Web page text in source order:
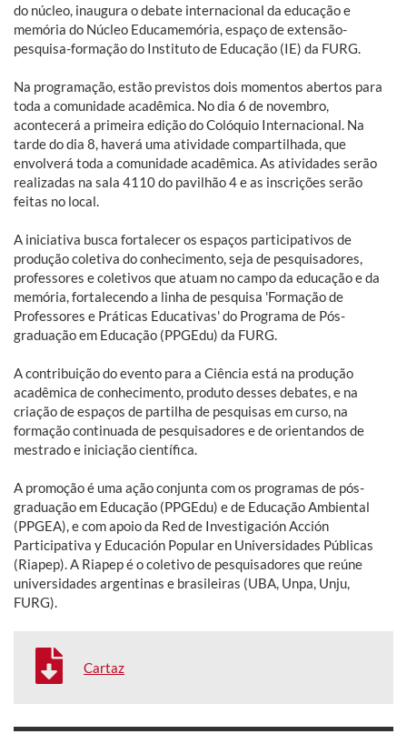
do núcleo, inaugura o debate internacional da educação e
memória do Núcleo Educamemória, espaço de extensão-
pesquisa-formação do Instituto de Educação (IE) da FURG.
Na programação, estão previstos dois momentos abertos para
toda a comunidade acadêmica. No dia 6 de novembro,
acontecerá a primeira edição do Colóquio Internacional. Na
tarde do dia 8, haverá uma atividade compartilhada, que
envolverá toda a comunidade acadêmica. As atividades serão
realizadas na sala 4110 do pavilhão 4 e as inscrições serão
feitas no local.
A iniciativa busca fortalecer os espaços participativos de
produção coletiva do conhecimento, seja de pesquisadores,
professores e coletivos que atuam no campo da educação e da
memória, fortalecendo a linha de pesquisa 'Formação de
Professores e Práticas Educativas' do Programa de Pós-
graduação em Educação (PPGEdu) da FURG.
A contribuição do evento para a Ciência está na produção
acadêmica de conhecimento, produto desses debates, e na
criação de espaços de partilha de pesquisas em curso, na
formação continuada de pesquisadores e de orientandos de
mestrado e iniciação científica.
A promoção é uma ação conjunta com os programas de pós-
graduação em Educação (PPGEdu) e de Educação Ambiental
(PPGEA), e com apoio da Red de Investigación Acción
Participativa y Educación Popular en Universidades Públicas
(Riapep). A Riapep é o coletivo de pesquisadores que reúne
universidades argentinas e brasileiras (UBA, Unpa, Unju,
FURG).
Cartaz